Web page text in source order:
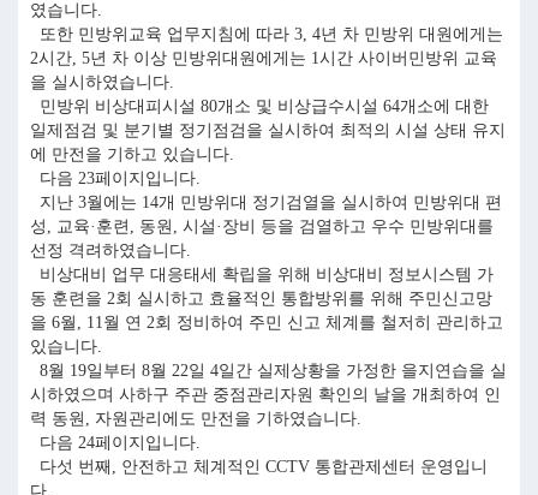
였습니다.
또한 민방위교육 업무지침에 따라 3, 4년 차 민방위 대원에게는
2시간, 5년 차 이상 민방위대원에게는 1시간 사이버민방위 교육
을 실시하였습니다.
민방위 비상대피시설 80개소 및 비상급수시설 64개소에 대한
일제점검 및 분기별 정기점검을 실시하여 최적의 시설 상태 유지
에 만전을 기하고 있습니다.
다음 23페이지입니다.
지난 3월에는 14개 민방위대 정기검열을 실시하여 민방위대 편
성, 교육·훈련, 동원, 시설·장비 등을 검열하고 우수 민방위대를
선정 격려하였습니다.
비상대비 업무 대응태세 확립을 위해 비상대비 정보시스템 가
동 훈련을 2회 실시하고 효율적인 통합방위를 위해 주민신고망
을 6월, 11월 연 2회 정비하여 주민 신고 체계를 철저히 관리하고
있습니다.
8월 19일부터 8월 22일 4일간 실제상황을 가정한 을지연습을 실
시하였으며 사하구 주관 중점관리자원 확인의 날을 개최하여 인
력 동원, 자원관리에도 만전을 기하였습니다.
다음 24페이지입니다.
다섯 번째, 안전하고 체계적인 CCTV 통합관제센터 운영입니
다.